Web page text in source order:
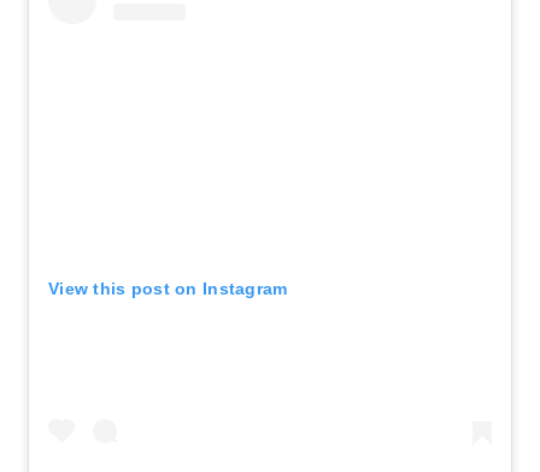
View this post on Instagram